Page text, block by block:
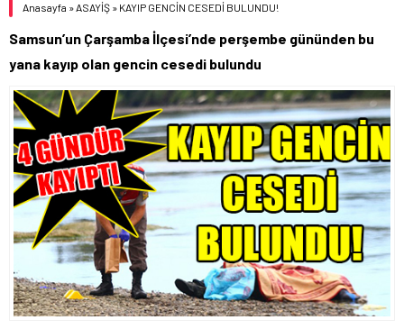
DOLAR
55,0748
Anasayfa »ASAYİŞ » KAYIP GENCİN CESEDİ BULUNDU!
Samsun’un Çarşamba İlçesi’nde perşembe gününden bu
yana kayıp olan gencin cesedi bulundu